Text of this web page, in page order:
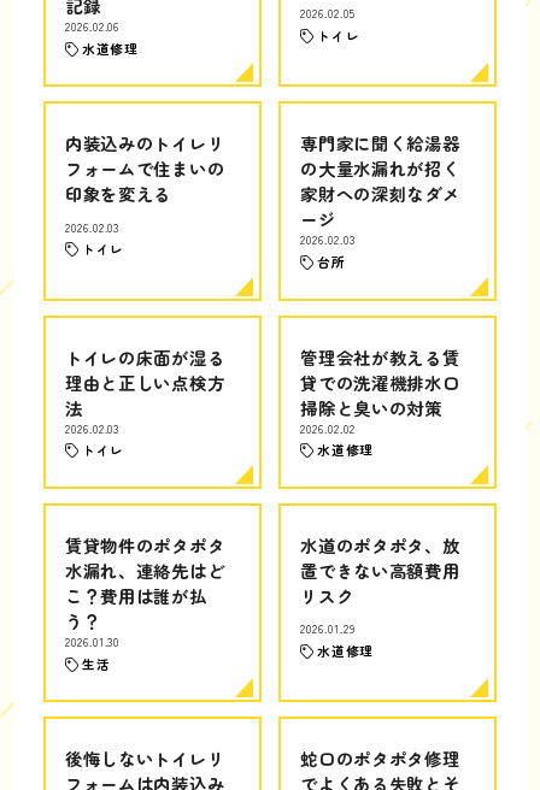
記録
2026.02.06
水道修理
2026.02.05
トイレ
内装込みのトイレリ
フォームで住まいの
印象を変える
2026.02.03
トイレ
専門家に聞く給湯器
の大量水漏れが招く
家財への深刻なダメ
ージ
2026.02.03
台所
トイレの床面が湿る
理由と正しい点検方
法
2026.02.03
トイレ
管理会社が教える賃
貸での洗濯機排水口
掃除と臭いの対策
2026.02.02
水道修理
賃貸物件のポタポタ
水漏れ、連絡先はど
こ？費用は誰が払
う？
2026.01.30
生活
水道のポタポタ、放
置できない高額費用
リスク
2026.01.29
水道修理
後悔しないトイレリ
フォームは内装込み
蛇口のポタポタ修理
でよくある失敗とそ